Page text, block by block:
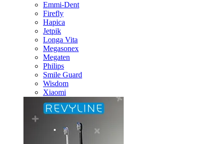
Emmi-Dent
Firefly
Hapica
Jetpik
Longa Vita
Megasonex
Megaten
Philips
Smile Guard
Wisdom
Xiaomi